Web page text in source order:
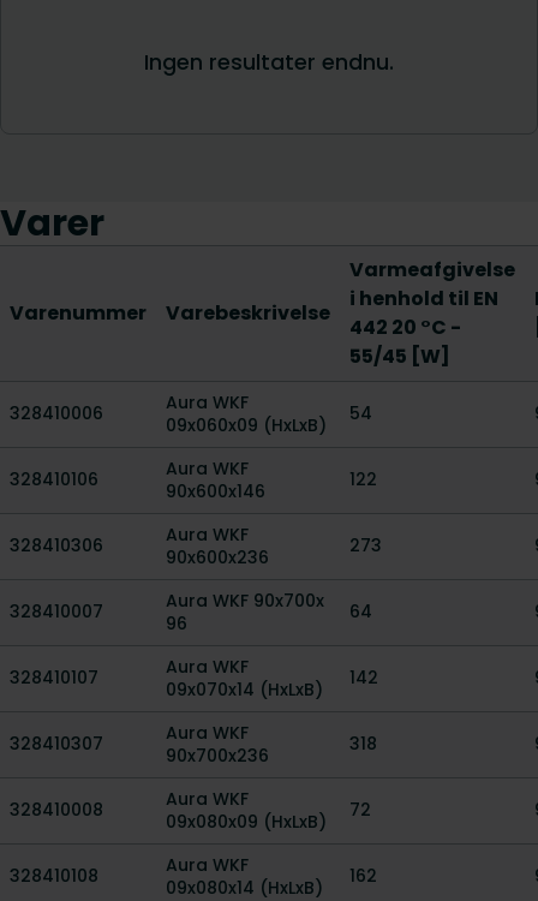
Varer
Varenummer Varebeskrivelse
Varmeafgivelse
i henhold til EN
442 20 °C -
55/45 [W]
328410006
Aura WKF
09x060x09 (HxLxB)
54
328410106
Aura WKF
90x600x146
122
328410306
Aura WKF
90x600x236
273
328410007
Aura WKF 90x700x
96
64
328410107
Aura WKF
09x070x14 (HxLxB)
142
328410307
Aura WKF
90x700x236
318
328410008
Aura WKF
09x080x09 (HxLxB)
72
328410108
Aura WKF
09x080x14 (HxLxB)
162